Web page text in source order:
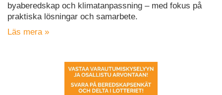
byaberedskap och klimatanpassning – med fokus på
praktiska lösningar och samarbete.
Läs mera »